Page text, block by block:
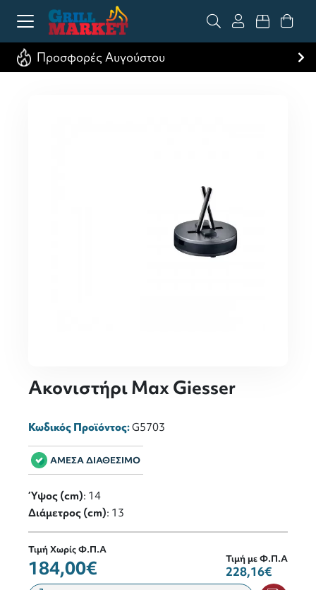
Προσφορές Αυγούστου
Ακονιστήρι Max Giesser
Κωδικός Προϊόντος:G5703
ΑΜΕΣΑ ΔΙΑΘΕΣΙΜΟ
Ύψος (cm): 14
Διάμετρος (cm): 13
Τιμή Χωρίς Φ.Π.Α
184,00€ Τιμή με Φ.Π.Α
228,16€